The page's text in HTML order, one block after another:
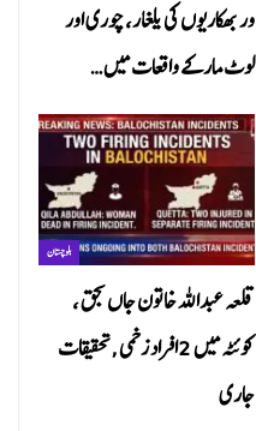
ور بھکاریوں کی یلغار، چوری اور
لوٹ مار کے واقعات میں…
بلوچستان
قلعہ عبداللہ خاتون جاں بحق ،
کوئٹہ میں 2افراد زخمی ,تحقیقات
جاری